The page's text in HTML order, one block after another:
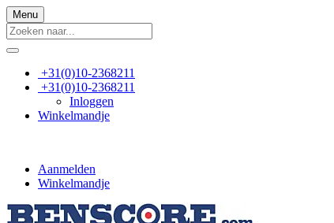
Menu
+31(0)10-2368211
+31(0)10-2368211
Inloggen
Winkelmandje
Aanmelden
Winkelmandje